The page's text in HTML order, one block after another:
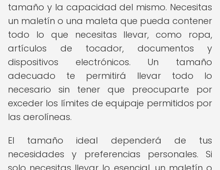
tamaño y la capacidad del mismo. Necesitas
un maletín o una maleta que pueda contener
todo lo que necesitas llevar, como ropa,
artículos de tocador, documentos y
dispositivos electrónicos. Un tamaño
adecuado te permitirá llevar todo lo
necesario sin tener que preocuparte por
exceder los límites de equipaje permitidos por
las aerolíneas.
El tamaño ideal dependerá de tus
necesidades y preferencias personales. Si